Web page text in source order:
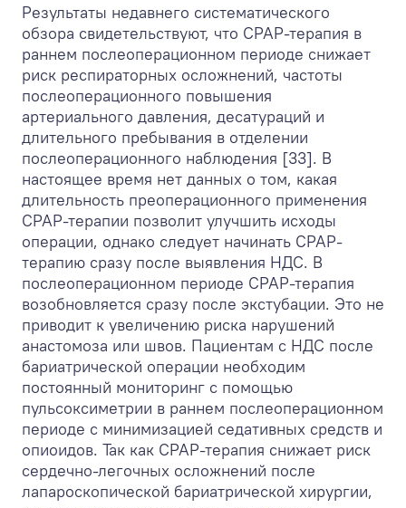
Результаты недавнего систематического
обзора свидетельствуют, что СРАР-терапия в
раннем послеоперационном периоде снижает
риск респираторных осложнений, частоты
послеоперационного повышения
артериального давления, десатураций и
длительного пребывания в отделении
послеоперационного наблюдения [33]. В
настоящее время нет данных о том, какая
длительность преоперационного применения
СРАР-терапии позволит улучшить исходы
операции, однако следует начинать СРАР-
терапию сразу после выявления НДС. В
послеоперационном периоде СРАР-терапия
возобновляется сразу после экстубации. Это не
приводит к увеличению риска нарушений
анастомоза или швов. Пациентам с НДС после
бариатрической операции необходим
постоянный мониторинг с помощью
пульсоксиметрии в раннем послеоперационном
периоде с минимизацией седативных средств и
опиоидов. Так как СРАР-терапия снижает риск
сердечно-легочных осложнений после
лапароскопической бариатрической хирургии,